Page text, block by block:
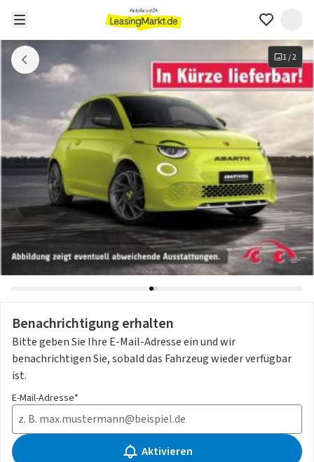
1/2
Benachrichtigung erhalten
Bitte geben Sie Ihre E-Mail-Adresse ein und wir
benachrichtigen Sie, sobald das Fahrzeug wieder verfügbar
ist.
E-Mail-Adresse*
Aktivieren